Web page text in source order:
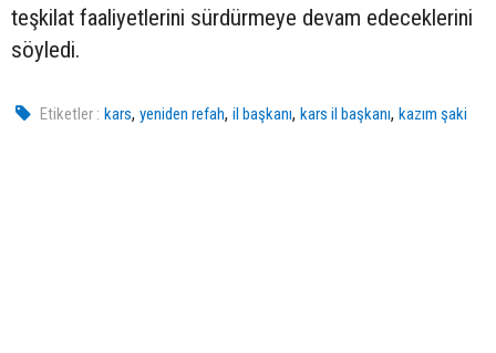
teşkilat faaliyetlerini sürdürmeye devam edeceklerini
söyledi.
Etiketler : kars,yeniden refah,il başkanı,kars il başkanı,kazım şaki